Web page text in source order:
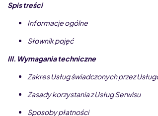
Nexmed
Świadczenia
Telemedycznych
Spis treści
Informacje ogólne
Słownik pojęć
III. Wymagania techniczne
Zakres Usług świadczonych przez
Zasady korzystania z Usług Serwisu
Sposoby płatności